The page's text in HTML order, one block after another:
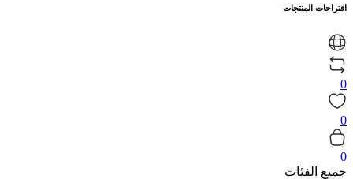
اقتراحات المنتجات
0
0
0
جميع الفئات